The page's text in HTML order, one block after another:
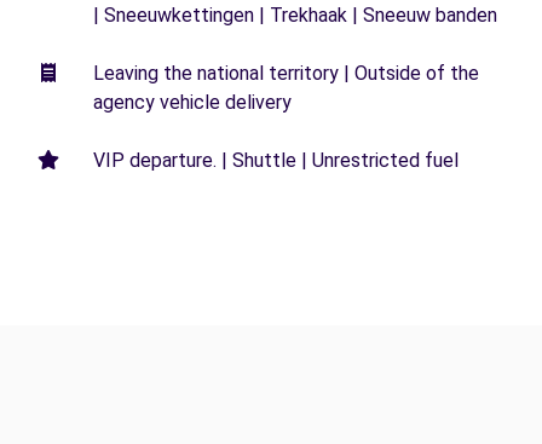
| Sneeuwkettingen | Trekhaak | Sneeuw banden
Leaving the national territory | Outside of the
agency vehicle delivery
VIP departure. | Shuttle | Unrestricted fuel